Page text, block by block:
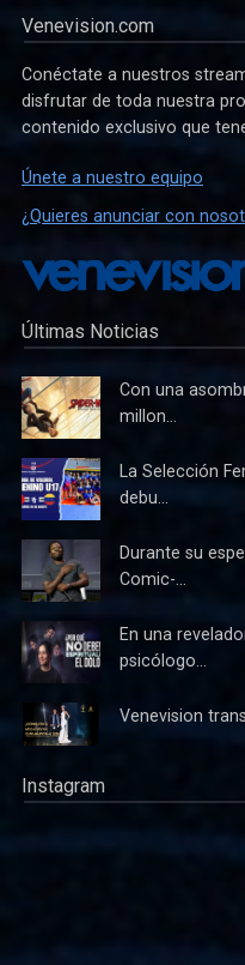
Venevision.com
Conéctate a nuestros
disfrutar de toda nuestra
contenido exclusivo que
Únete a nuestro equipo
¿Quieres anunciar con
Últimas Noticias
Con una
millon...
La Selección
debu...
Durante su
Comic-...
En una
psicólogo...
Venevision
Instagram